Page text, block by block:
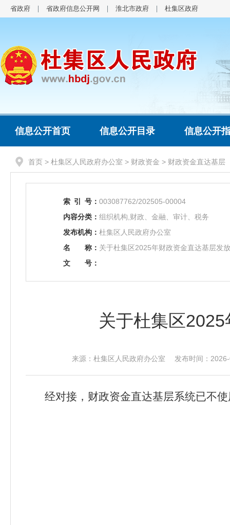
省政府 省政府信息公开网 淮北市政府 杜集区政府
信息公开首页 信息公开目录 信息公开
首页 > 杜集区人民政府办公室 > 财政资金 > 财政资金直达基层
索 引 号： 003087762/202505-00004
内容分类： 组织机构,财政、金融、审计、税务
发布机构： 杜集区人民政府办公室
名
称： 关于杜集区2025年财政资金直达基层发
文
号：
关于杜集区
来源：杜集区人民政府办公室 发布时间：
经对接，财政资金直达基层系统已不